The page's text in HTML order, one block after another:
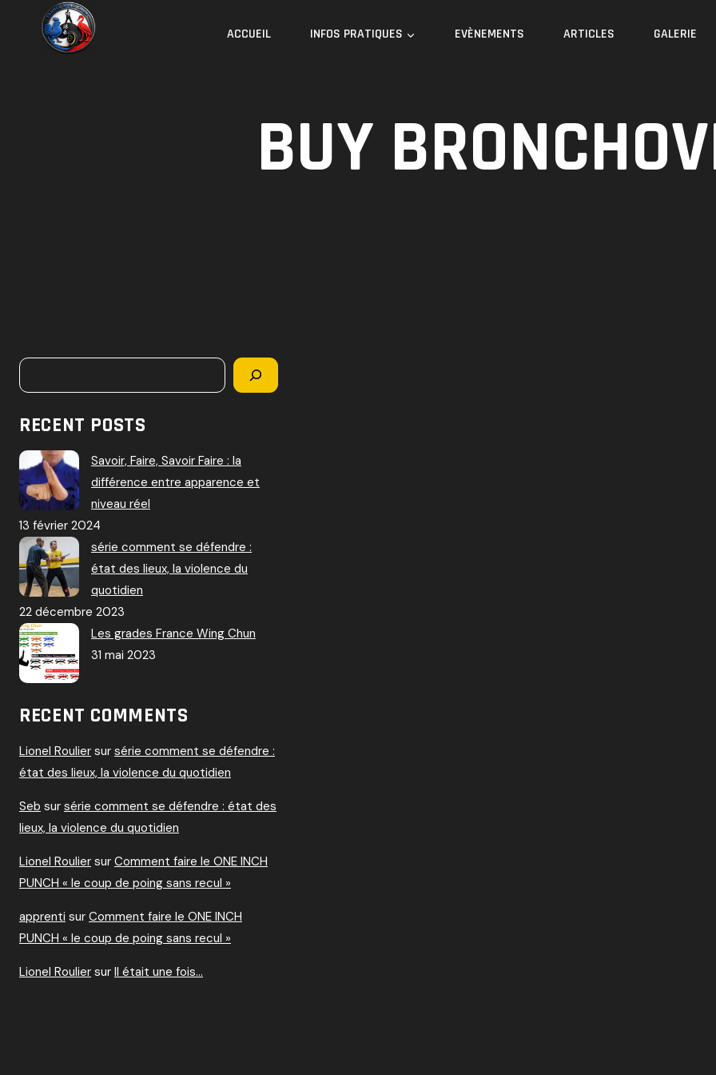
ACCUEIL INFOS PRATIQUES EVÈNEMENTS ARTICLES GALERIE
BUY
Rechercher
RECENT POSTS
Savoir, Faire, Savoir Faire : la
différence entre apparence et
niveau réel
13 février 2024
série comment se défendre :
état des lieux, la violence du
quotidien
22 décembre 2023
Les grades France Wing Chun
31 mai 2023
RECENT COMMENTS
Lionel Roulier sur série comment se défendre :
état des lieux, la violence du quotidien
Seb sur série comment se défendre : état des
lieux, la violence du quotidien
Lionel Roulier sur Comment faire le ONE INCH
PUNCH « le coup de poing sans recul »
apprenti sur Comment faire le ONE INCH
PUNCH « le coup de poing sans recul »
Lionel Roulier sur Il était une fois…